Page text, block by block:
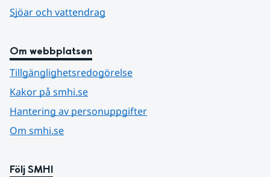
Sjöar och vattendrag
Om webbplatsen
Tillgänglighetsredogörelse
Kakor på smhi.se
Hantering av personuppgifter
Om smhi.se
Följ SMHI